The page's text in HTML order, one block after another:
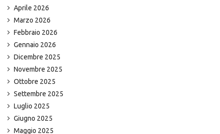
Aprile 2026
Marzo 2026
Febbraio 2026
Gennaio 2026
Dicembre 2025
Novembre 2025
Ottobre 2025
Settembre 2025
Luglio 2025
Giugno 2025
Maggio 2025